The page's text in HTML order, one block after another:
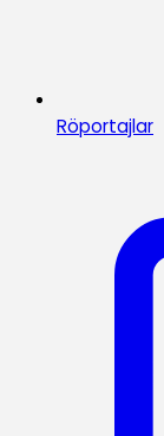
Röportajlar